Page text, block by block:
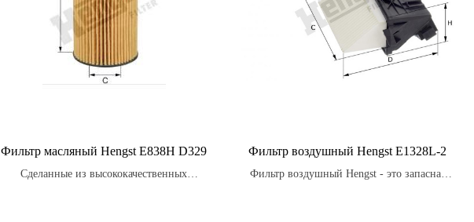
Фильтр масляный Hengst E838H D329
Сделанные из высококачественных
Фильтр воздушный Hengst E1328L-2
Фильтр воздушный Hengst - это запасная